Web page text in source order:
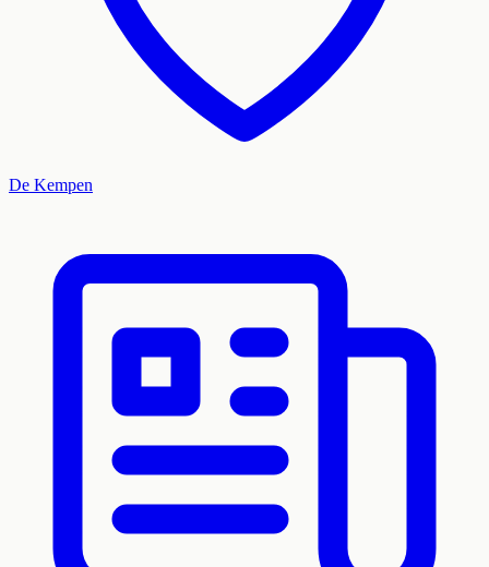
De Kempen